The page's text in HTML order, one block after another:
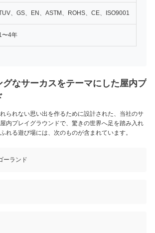
、GS、EN、ASTM、ROHS、CE、ISO9001
〜4年
グなサーカスをテーマにした屋内プ
られない思い出を作るために設計された、当社のサ
内プレイグラウンドで、驚きの世界へ足を踏み入れ
れる遊び場には、次のものが含まれています。
ーランド